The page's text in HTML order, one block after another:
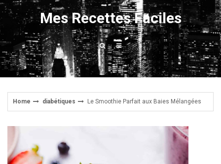
Skip
to
content
Mes Recettes Faciles
Home diabétiques Le Smoothie Parfait aux Baies Mélangées